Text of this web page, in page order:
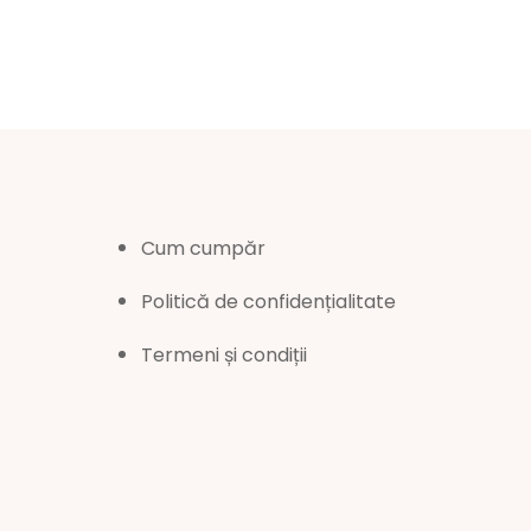
Cum cumpăr
Politică de confidențialitate
Termeni și condiții